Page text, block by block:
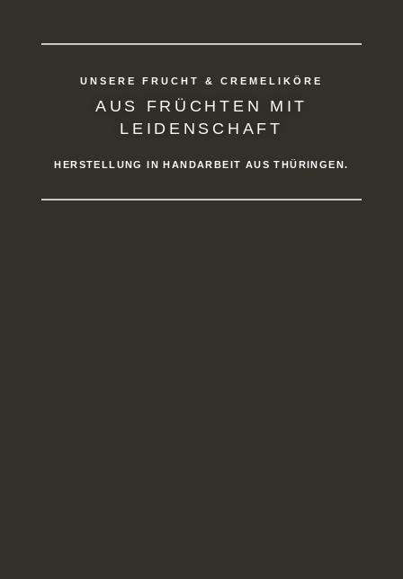
UNSERE FRUCHT & CREMELIKÖRE
AUS FRÜCHTEN MIT
LEIDENSCHAFT
HERSTELLUNG IN HANDARBEIT AUS THÜRINGEN.